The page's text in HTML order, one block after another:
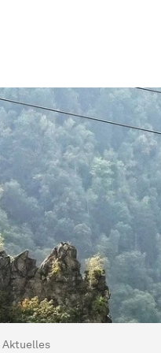
hier:
Aktuelles